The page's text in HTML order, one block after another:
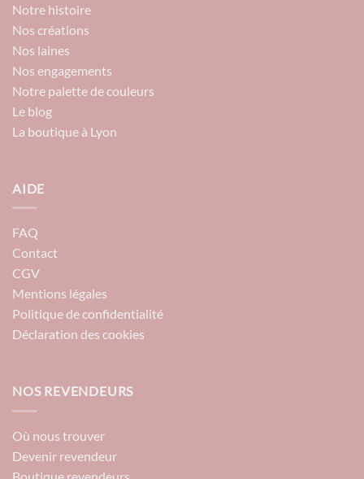
Notre histoire
Nos créations
Nos laines
Nos engagements
Notre palette de couleurs
Le blog
La boutique à Lyon
AIDE
FAQ
Contact
CGV
Mentions légales
Politique de confidentialité
Déclaration des cookies
NOS REVENDEURS
Où nous trouver
Devenir revendeur
Boutique revendeurs